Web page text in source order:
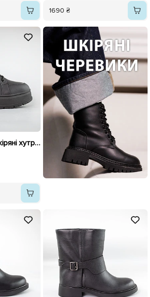
1690 ₴
Черевики жіночі шкіряні хутро 593395 Чорні